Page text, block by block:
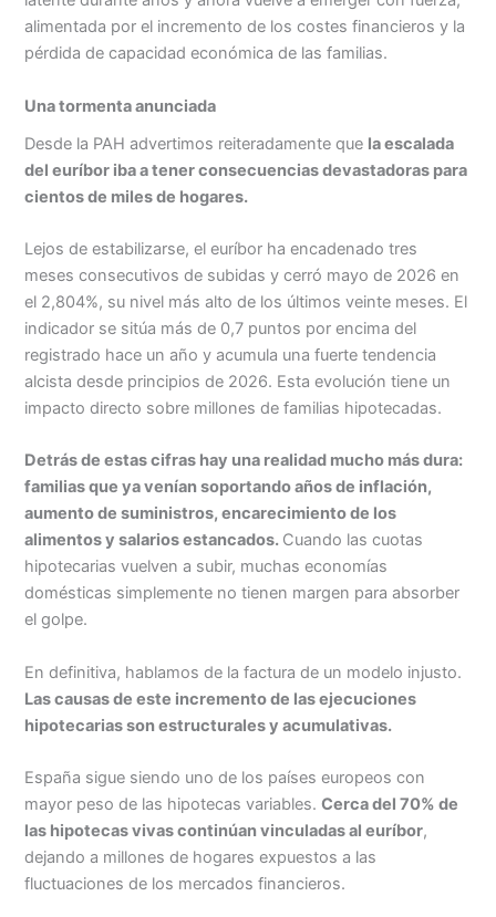
alimentada por el incremento de los costes financieros y la
pérdida de capacidad económica de las familias.
Una tormenta anunciada
Desde la PAH advertimos reiteradamente que la escalada
del euríbor iba a tener consecuencias devastadoras para
cientos de miles de hogares.
Lejos de estabilizarse, el euríbor ha encadenado tres
meses consecutivos de subidas y cerró mayo de 2026 en
el 2,804%, su nivel más alto de los últimos veinte meses. El
indicador se sitúa más de 0,7 puntos por encima del
registrado hace un año y acumula una fuerte tendencia
alcista desde principios de 2026. Esta evolución tiene un
impacto directo sobre millones de familias hipotecadas.
Detrás de estas cifras hay una realidad mucho más dura:
familias que ya venían soportando años de inflación,
aumento de suministros, encarecimiento de los
alimentos y salarios estancados. Cuando las cuotas
hipotecarias vuelven a subir, muchas economías
domésticas simplemente no tienen margen para absorber
el golpe.
En definitiva, hablamos de la factura de un modelo injusto.
Las causas de este incremento de las ejecuciones
hipotecarias son estructurales y acumulativas.
España sigue siendo uno de los países europeos con
mayor peso de las hipotecas variables.Cerca del 70% de
las hipotecas vivas continúan vinculadas al euríbor,
dejando a millones de hogares expuestos a las
fluctuaciones de los mercados financieros.